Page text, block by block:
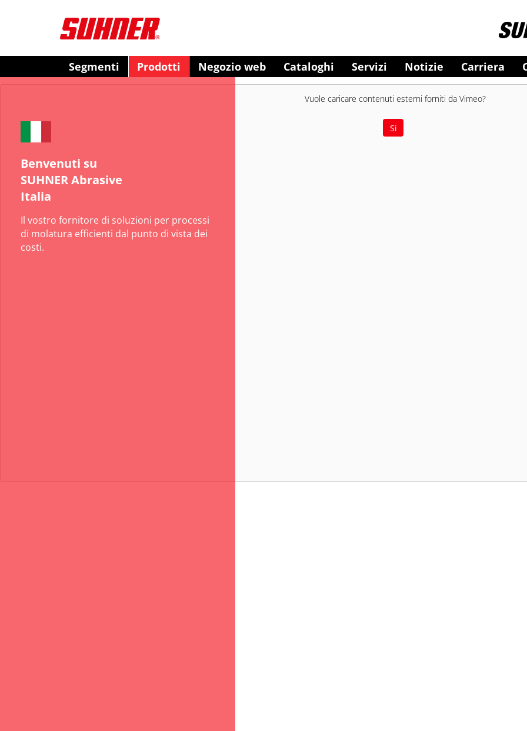
Segmenti Prodotti Negozio web Cataloghi Servizi Notizie Carriera
Vuole caricare contenuti esterni forniti da Vimeo?
Sì
Benvenuti su
SUHNER Abrasive
Italia
Il vostro fornitore di soluzioni per processi
di molatura efficienti dal punto di vista dei
costi.